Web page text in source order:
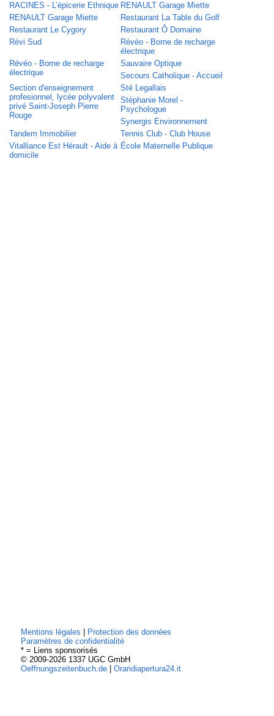
RACINES - L’épicerie Ethnique RENAULT Garage Miette
RENAULT Garage Miette
Restaurant La Table du Golf
Restaurant Le Cygory
Restaurant Ô Domaine
Révi Sud
Révéo - Borne de recharge
électrique
Révéo - Borne de recharge
électrique
Sauvaire Optique
Secours Catholique - Accueil
Section d'enseignement
profesionnel, lycée polyvalent
privé Saint-Joseph Pierre
Rouge
Sté Legallais
Stéphanie Morel -
Psychologue
Synergis Environnement
Tandem Immobilier
Tennis Club - Club House
Vitalliance Est Hérault - Aide à
domicile
École Maternelle Publique
Mentions légales
Protection des données
Paramètres de confidentialité
* = Liens sponsorisés
© 2009-2026 1337 UGC GmbH
Oeffnungszeitenbuch.de| Oraridiapertura24.it